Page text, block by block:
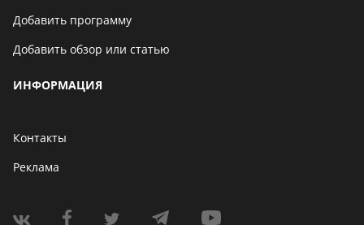
Добавить программу
Добавить обзор или статью
ИНФОРМАЦИЯ
Контакты
Реклама